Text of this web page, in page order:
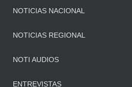
NOTICIAS NACIONAL
NOTICIAS REGIONAL
NOTI AUDIOS
ENTREVISTAS